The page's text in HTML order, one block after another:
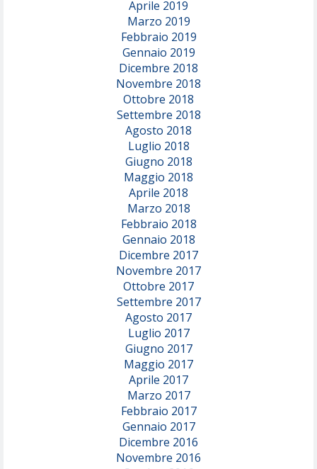
Aprile 2019
Marzo 2019
Febbraio 2019
Gennaio 2019
Dicembre 2018
Novembre 2018
Ottobre 2018
Settembre 2018
Agosto 2018
Luglio 2018
Giugno 2018
Maggio 2018
Aprile 2018
Marzo 2018
Febbraio 2018
Gennaio 2018
Dicembre 2017
Novembre 2017
Ottobre 2017
Settembre 2017
Agosto 2017
Luglio 2017
Giugno 2017
Maggio 2017
Aprile 2017
Marzo 2017
Febbraio 2017
Gennaio 2017
Dicembre 2016
Novembre 2016